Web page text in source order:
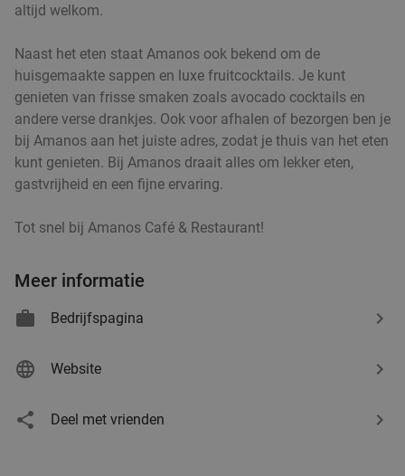
altijd welkom.
Naast het eten staat Amanos ook bekend om de
huisgemaakte sappen en luxe fruitcocktails. Je kunt
genieten van frisse smaken zoals avocado cocktails en
andere verse drankjes. Ook voor afhalen of bezorgen ben je
bij Amanos aan het juiste adres, zodat je thuis van het eten
kunt genieten. Bij Amanos draait alles om lekker eten,
gastvrijheid en een fijne ervaring.
Tot snel bij Amanos Café & Restaurant!
Meer informatie
Bedrijfspagina
Website
Deel met vrienden